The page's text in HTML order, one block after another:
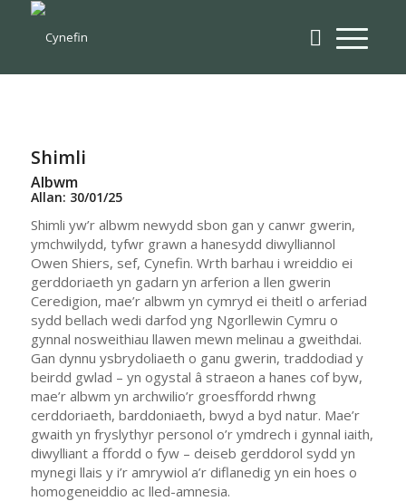
Shimli
Albwm
Allan: 30/01/25
Shimli yw’r albwm newydd sbon gan y canwr gwerin,
ymchwilydd, tyfwr grawn a hanesydd diwylliannol
Owen Shiers, sef, Cynefin. Wrth barhau i wreiddio ei
gerddoriaeth yn gadarn yn arferion a llen gwerin
Ceredigion, mae’r albwm yn cymryd ei theitl o arferiad
sydd bellach wedi darfod yng Ngorllewin Cymru o
gynnal nosweithiau llawen mewn melinau a gweithdai.
Gan dynnu ysbrydoliaeth o ganu gwerin, traddodiad y
beirdd gwlad – yn ogystal â straeon a hanes cof byw,
mae’r albwm yn archwilio’r groesffordd rhwng
cerddoriaeth, barddoniaeth, bwyd a byd natur. Mae’r
gwaith yn fryslythyr personol o’r ymdrech i gynnal iaith,
diwylliant a ffordd o fyw – deiseb gerddorol sydd yn
mynegi llais y i’r amrywiol a’r diflanedig yn ein hoes o
homogeneiddio ac lled-amnesia.